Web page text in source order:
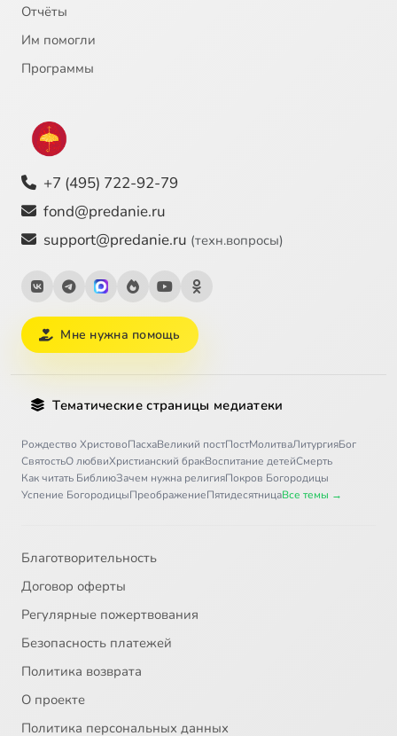
Отчёты
Им помогли
Программы
+7 (495) 722-92-79
fond@predanie.ru
support@predanie.ru (техн.вопросы)
Мне нужна помощь
Тематические страницы медиатеки
Рождество ХристовоПасхаВеликий постПостМолитваЛитургияБог
СвятостьО любвиХристианский бракВоспитание детейСмерть
Как читать БиблиюЗачем нужна религияПокров Богородицы
Успение БогородицыПреображениеПятидесятницаВсе темы →
Благотворительность
Договор оферты
Регулярные пожертвования
Безопасность платежей
Политика возврата
О проекте
Политика персональных данных